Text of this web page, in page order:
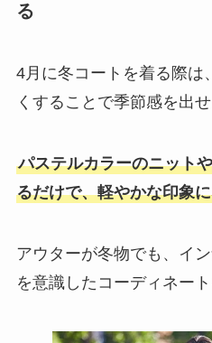
る
4月に冬コートを着る際は
くすることで季節感を出せ
パステルカラーのニット
るだけで、軽やかな印象
アウターが冬物でも、イ
を意識したコーディネー